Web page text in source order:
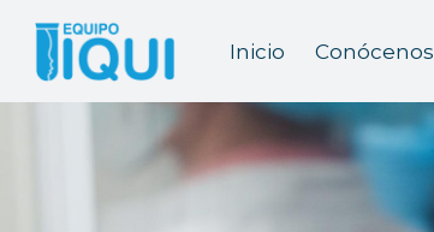
Inicio Conócenos